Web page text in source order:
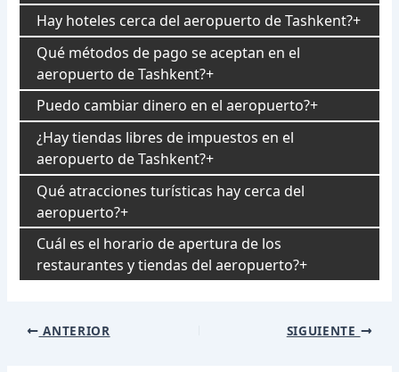
Hay hoteles cerca del aeropuerto de Tashkent?
Qué métodos de pago se aceptan en el
aeropuerto de Tashkent?
Puedo cambiar dinero en el aeropuerto?
¿Hay tiendas libres de impuestos en el
aeropuerto de Tashkent?
Qué atracciones turísticas hay cerca del
aeropuerto?
Cuál es el horario de apertura de los
restaurantes y tiendas del aeropuerto?
Navegación
ANTERIOR SIGUIENTE